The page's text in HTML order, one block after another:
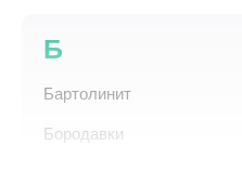
Б
Бартолинит
Бородавки